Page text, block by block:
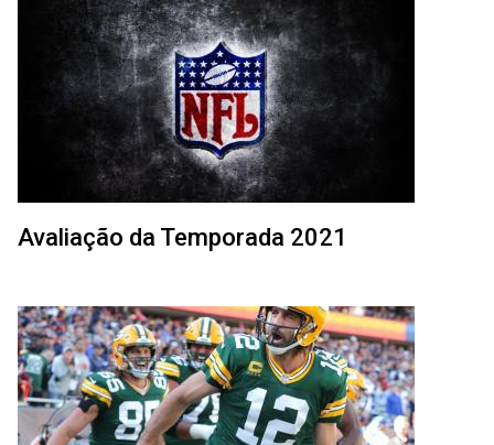
Avaliação da Temporada 2021